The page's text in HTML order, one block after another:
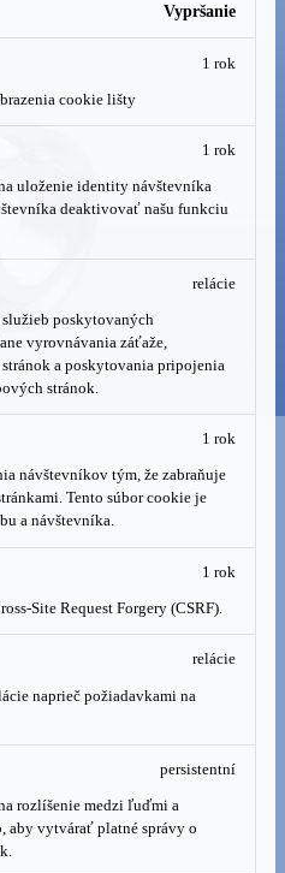
Vypršanie
cookie lišty
1 rok
uloženie identity návštevníka
deaktivovať našu funkciu
1 rok
poskytovaných
vyrovnávania záťaže,
a poskytovania pripojenia
stránok.
relácie
návštevníkov tým, že zabraňuje
Tento súbor cookie je
a návštevníka.
1 rok
Site Request Forgery (CSRF).
1 rok
naprieč požiadavkami na
relácie
rozlíšenie medzi ľuďmi a
aby vytvárať platné správy o
persistentní